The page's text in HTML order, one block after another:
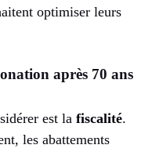
optimiser leurs
après 70 ans
est la fiscalité.
les abattements